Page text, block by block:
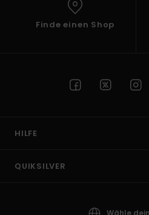
Finde einen Shop
HILFE
QUIKSILVER
Wähle